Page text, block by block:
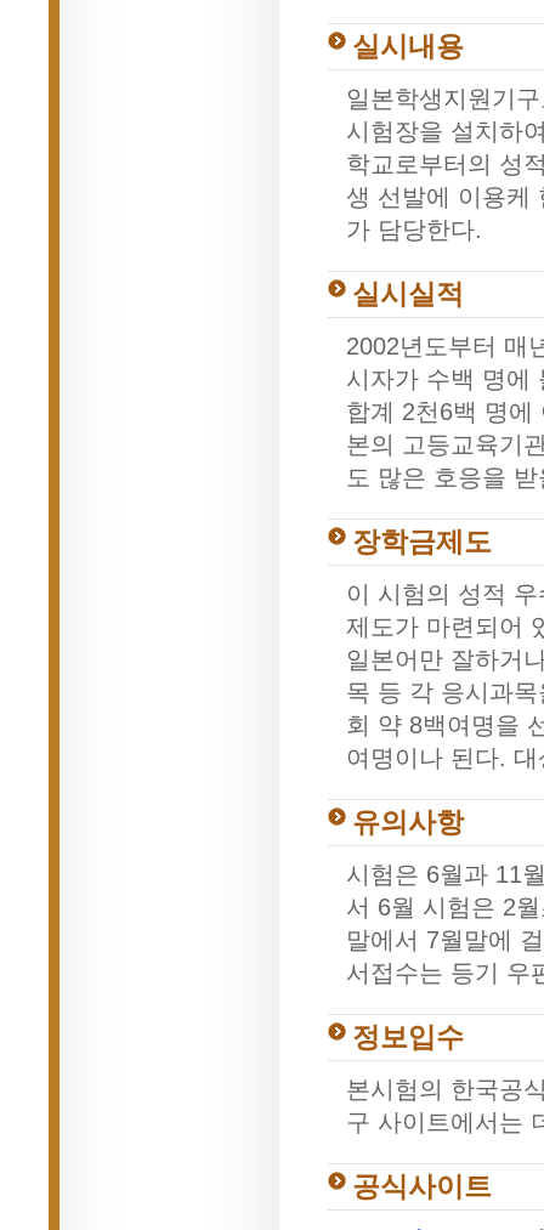
실시내용
일본학생지원기
시험장을 설치하
학교로부터의 성
생 선발에 이용케
가 담당한다.
실시실적
2002년도부터 매
시자가 수백 명에
합계 2천6백 명에
본의 고등교육기
도 많은 호응을
장학금제도
이 시험의 성적
제도가 마련되어
일본어만 잘하거
목 등 각 응시과
회 약 8백여명을
여명이나 된다.
유의사항
시험은 6월과 11
서 6월 시험은 2
말에서 7월말에
서접수는 등기 우
정보입수
본시험의 한국공
구 사이트에서는
공식사이트